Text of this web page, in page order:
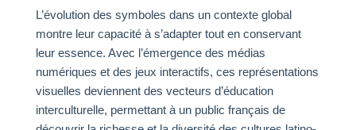
L’évolution des symboles dans un contexte global
montre leur capacité à s’adapter tout en conservant
leur essence. Avec l’émergence des médias
numériques et des jeux interactifs, ces représentations
visuelles deviennent des vecteurs d’éducation
interculturelle, permettant à un public français de